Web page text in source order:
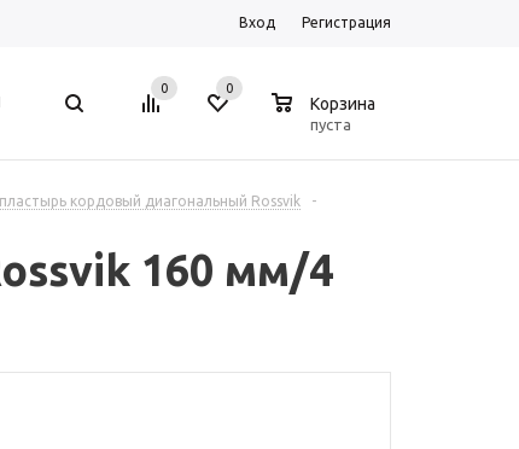
Вход Регистрация
0 0
Корзина
пуста
кордовый диагональный Rossvik
-
160 мм/4